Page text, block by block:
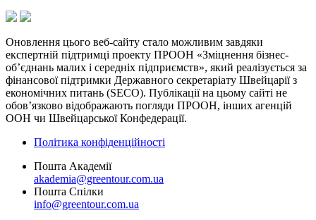
Оновлення цього веб-сайту стало можливим завдяки
експертній підтримці проекту ПРООН «Зміцнення бізнес-
об’єднань малих і середніх підприємств», який реалізується за
фінансової підтримки Державного секретаріату Швейцарії з
економічних питань (SECO). Публікації на цьому сайті не
обов’язково відображають погляди ПРООН, інших агенцій
ООН чи Швейцарської Конфедерації.
Політика конфіденційності
Пошта Академії
akademia@greentour.com.ua
Пошта Спілки
info@greentour.com.ua